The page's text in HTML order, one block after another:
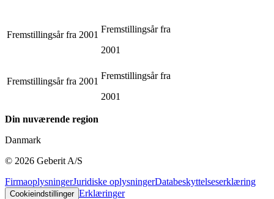
Fremstillingsår fra 2001
Fremstillingsår fra
2001
Fremstillingsår fra 2001
Fremstillingsår fra
2001
Din nuværende region
Danmark
© 2026 Geberit A/S
FirmaoplysningerJuridiske oplysningerDatabeskyttelseserklæring
Cookieindstillinger Erklæringer